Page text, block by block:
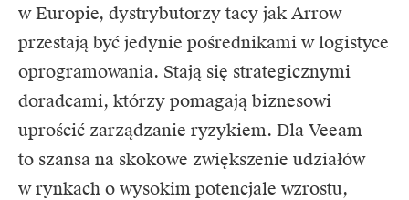
w Europie, dystrybutorzy tacy jak Arrow
przestają być jedynie pośrednikami w logistyce
oprogramowania. Stają się strategicznymi
doradcami, którzy pomagają biznesowi
uprościć zarządzanie ryzykiem. Dla Veeam
to szansa na skokowe zwiększenie udziałów
w rynkach o wysokim potencjale wzrostu,